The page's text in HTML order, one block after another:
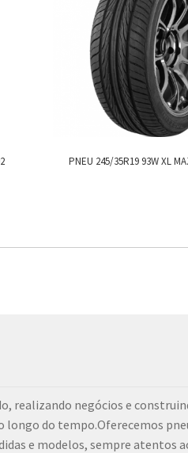
PNEU 245/35R19 93W XL
realizando negócios e
longo do tempo.Oferecemos
e modelos, sempre atentos